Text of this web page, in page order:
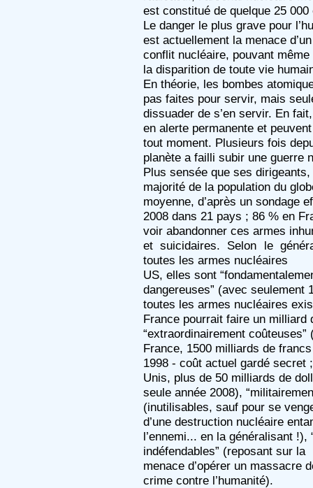
est constitué de quelque 25
Le danger le plus grave pour
est actuellement la menace d’un
conflit nucléaire, pouvant même
la disparition de toute vie
En théorie, les bombes
pas faites pour servir, mais
dissuader de s’en servir. En
en alerte permanente et
tout moment. Plusieurs fois
planète a failli subir une guerre
Plus sensée que ses
majorité de la population du
moyenne, d’après un sondage
2008 dans 21 pays ; 86 % en
voir abandonner ces armes
et suicidaires. Selon le
toutes les armes nucléaires
US, elles sont
dangereuses” (avec seulement
toutes les armes nucléaires
France pourrait faire un milliard
“extraordinairement coûteuses”
France, 1500 milliards de francs
1998 - coût actuel gardé secret
Unis, plus de 50 milliards de
seule année 2008),
(inutilisables, sauf pour se
d’une destruction nucléaire
l’ennemi... en la généralisant !),
indéfendables” (reposant sur la
menace d’opérer un massacre
crime contre l’humanité).